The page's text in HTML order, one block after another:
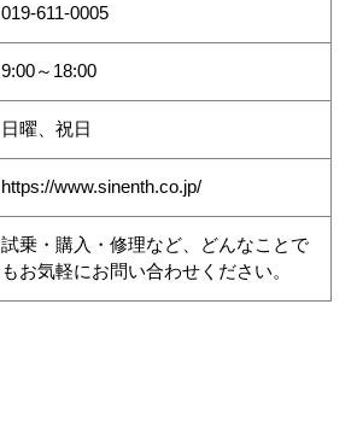
019-611-0005
9:00～18:00
日曜、祝日
https://www.sinenth.co.jp/
試乗・購入・修理など、どんなことで
もお気軽にお問い合わせください。